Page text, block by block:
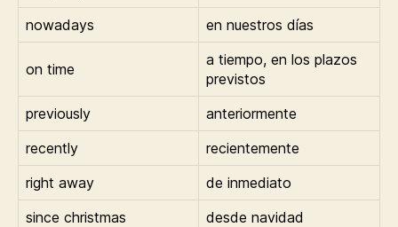
nowadays
en nuestros días
on time
a tiempo, en los plazos
previstos
previously
anteriormente
recently
recientemente
right away
de inmediato
since christmas
desde navidad